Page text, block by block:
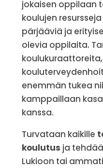
jokaisen oppilaan
koulujen
pärjääviä ja
olevia oppilaita.
enemmän tukea
kamppaillaan
kanssa.
Turvataan kaikille
koulutus ja
Lukioon tai